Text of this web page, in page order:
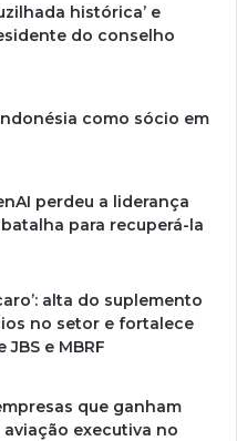
histórica’ e
do conselho
como sócio em
perdeu a liderança
para recuperá-la
alta do suplemento
no setor e fortalece
e MBRF
que ganham
executiva no